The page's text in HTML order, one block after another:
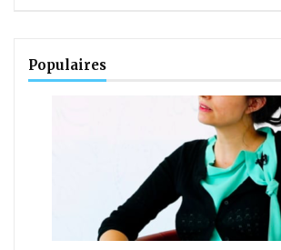
Populaires